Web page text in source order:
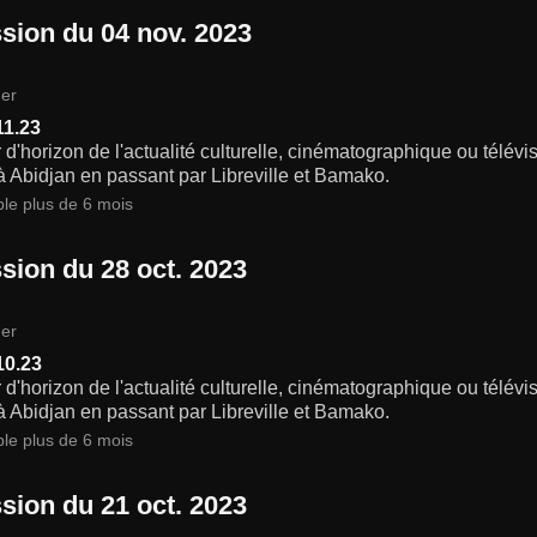
du 04 nov. 2023
d'horizon de l'actualité culturelle, cinématographique ou
Abidjan en passant par Libreville et Bamako.
plus de 6 mois
du 28 oct. 2023
d'horizon de l'actualité culturelle, cinématographique ou
Abidjan en passant par Libreville et Bamako.
plus de 6 mois
du 21 oct. 2023